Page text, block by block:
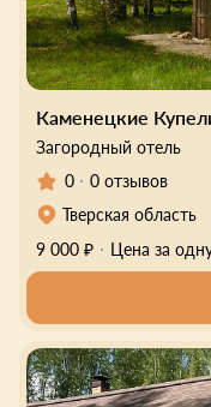
Каменецкие
Загородный отель
0
0 отзывов
Тверская область
9 000 ₽
Цена за